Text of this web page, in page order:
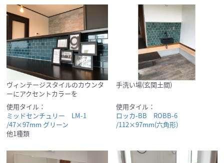
ヴィンテージスタイルのカウンタ
ーにアクセントカラーを
使用タイル：
ミッドセンチュリー LM-1
/47×97mm グリーン
他1種類
手洗い場(玄関土間)
使用タイル：
ロッカ-BB ROBB-6
/112×97mm(六角形)